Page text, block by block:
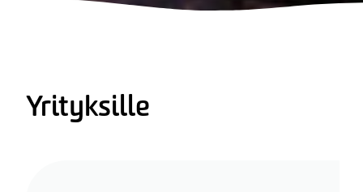
Yrityksille